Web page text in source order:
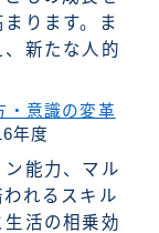
ります。ま
新たな人的
・意識の変革
年度
ン能力、マル
れるスキル
活の相乗効